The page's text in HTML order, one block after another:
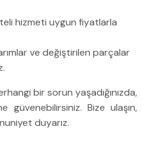
hizmeti uygun fiyatlarla
ve değiştirilen parçalar
bir sorun yaşadığınızda,
güvenebilirsiniz. Bize ulaşın,
duyarız.